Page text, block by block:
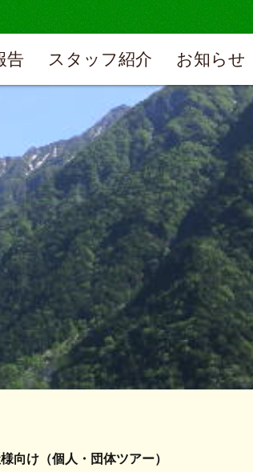
告 スタッフ紹介 お知らせ
向け（個人・団体ツアー）